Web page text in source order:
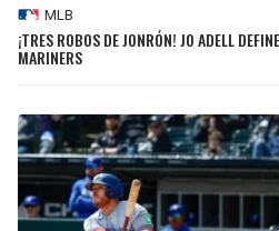
MLB
¡TRES ROBOS DE JONRÓN! JO ADELL
MARINERS